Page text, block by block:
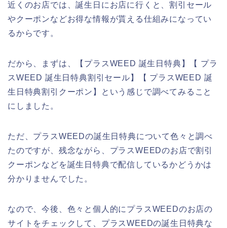
近くのお店では、誕生日にお店に行くと、割引セール
やクーポンなどお得な情報が貰える仕組みになってい
るからです。
だから、まずは、【プラスWEED 誕生日特典】【 プラ
スWEED 誕生日特典割引セール】【 プラスWEED 誕
生日特典割引クーポン】という感じで調べてみること
にしました。
ただ、プラスWEEDの誕生日特典について色々と調べ
たのですが、残念ながら、プラスWEEDのお店で割引
クーポンなどを誕生日特典で配信しているかどうかは
分かりませんでした。
なので、今後、色々と個人的にプラスWEEDのお店の
サイトをチェックして、プラスWEEDの誕生日特典な